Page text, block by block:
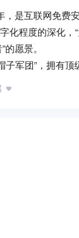
是互联网免费
程度的深化，
愿景。
军团”，拥有
件原创技术和
，侦测到多次
御战略体系。
络安全行业共
下，360凭借自
安全运营战法
框架体系。
标准互通，促
全时代保驾护航